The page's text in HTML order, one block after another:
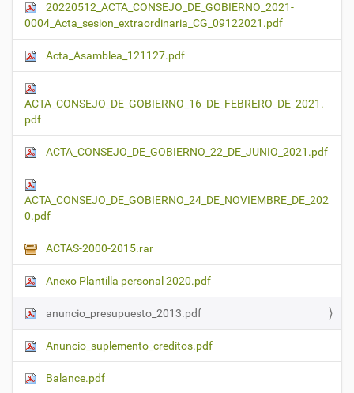
20220512_ACTA_CONSEJO_DE_GOBIERNO_2021-
0004_Acta_sesion_extraordinaria_CG_09122021.pdf
Acta_Asamblea_121127.pdf
ACTA_CONSEJO_DE_GOBIERNO_16_DE_FEBRERO_DE_2021.
pdf
ACTA_CONSEJO_DE_GOBIERNO_22_DE_JUNIO_2021.pdf
ACTA_CONSEJO_DE_GOBIERNO_24_DE_NOVIEMBRE_DE_202
0.pdf
ACTAS-2000-2015.rar
Anexo Plantilla personal 2020.pdf
anuncio_presupuesto_2013.pdf
Anuncio_suplemento_creditos.pdf
Balance.pdf